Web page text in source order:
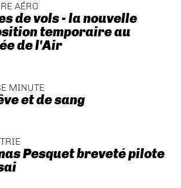
AÉRO
de vols - la nouvelle
temporaire au
de l'Air
MINUTE
et de sang
Pesquet breveté pilote